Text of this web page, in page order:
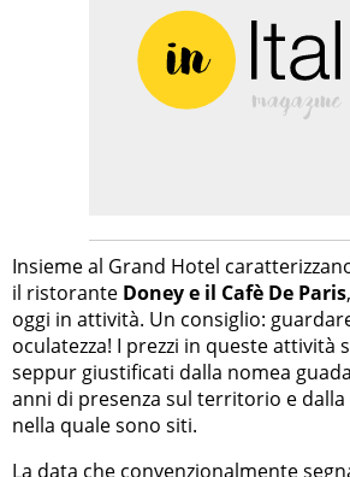
Insieme al Grand Hotel
il ristorante Doney e il Cafè De Paris
oggi in attività. Un consiglio:
oculatezza! I prezzi in queste attività
seppur giustificati dalla nomea
anni di presenza sul territorio e
nella quale sono siti.
La data che convenzionalmente